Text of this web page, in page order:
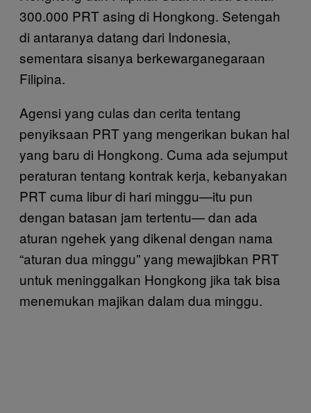
300.000 PRT asing di Hongkong. Setengah
di antaranya datang dari Indonesia,
sementara sisanya berkewarganegaraan
Filipina.
Agensi yang culas dan cerita tentang
penyiksaan PRT yang mengerikan bukan hal
yang baru di Hongkong. Cuma ada sejumput
peraturan tentang kontrak kerja, kebanyakan
PRT cuma libur di hari minggu—itu pun
dengan batasan jam tertentu— dan ada
aturan ngehek yang dikenal dengan nama
“aturan dua minggu” yang mewajibkan PRT
untuk meninggalkan Hongkong jika tak bisa
menemukan majikan dalam dua minggu.